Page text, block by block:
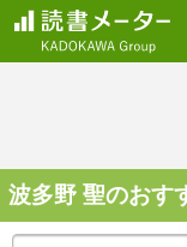
波多野 聖のおす